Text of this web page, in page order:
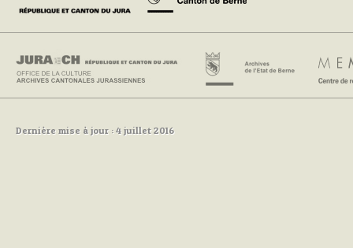
Dernière mise à jour : 4 juillet 2016